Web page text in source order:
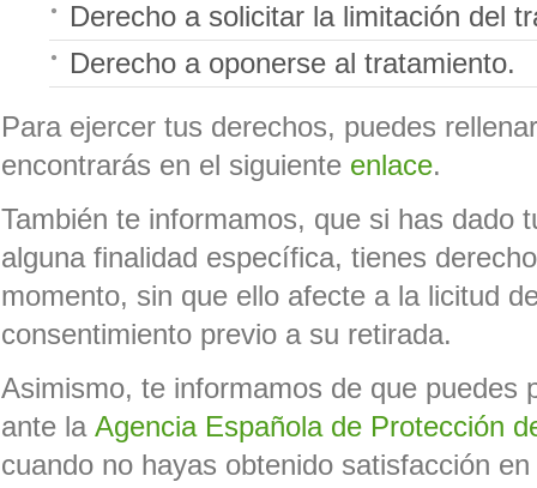
Derecho a solicitar la limitación del
Derecho a oponerse al tratamiento.
Para ejercer tus derechos, puedes
encontrarás en el siguiente enlace.
También te informamos, que si has dado
alguna finalidad específica, tienes
momento, sin que ello afecte a la licitud
consentimiento previo a su retirada.
Asimismo, te informamos de que puedes
ante la Agencia Española de Protección
cuando no hayas obtenido satisfacción